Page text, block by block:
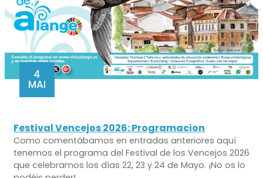
4
MAI
Festival Vencejos 2026: Programacion
Como comentábamos en entradas anteriores aquí
tenemos el programa del Festival de los Vencejos 2026
que celebramos los días 22, 23 y 24 de Mayo. ¡No os lo